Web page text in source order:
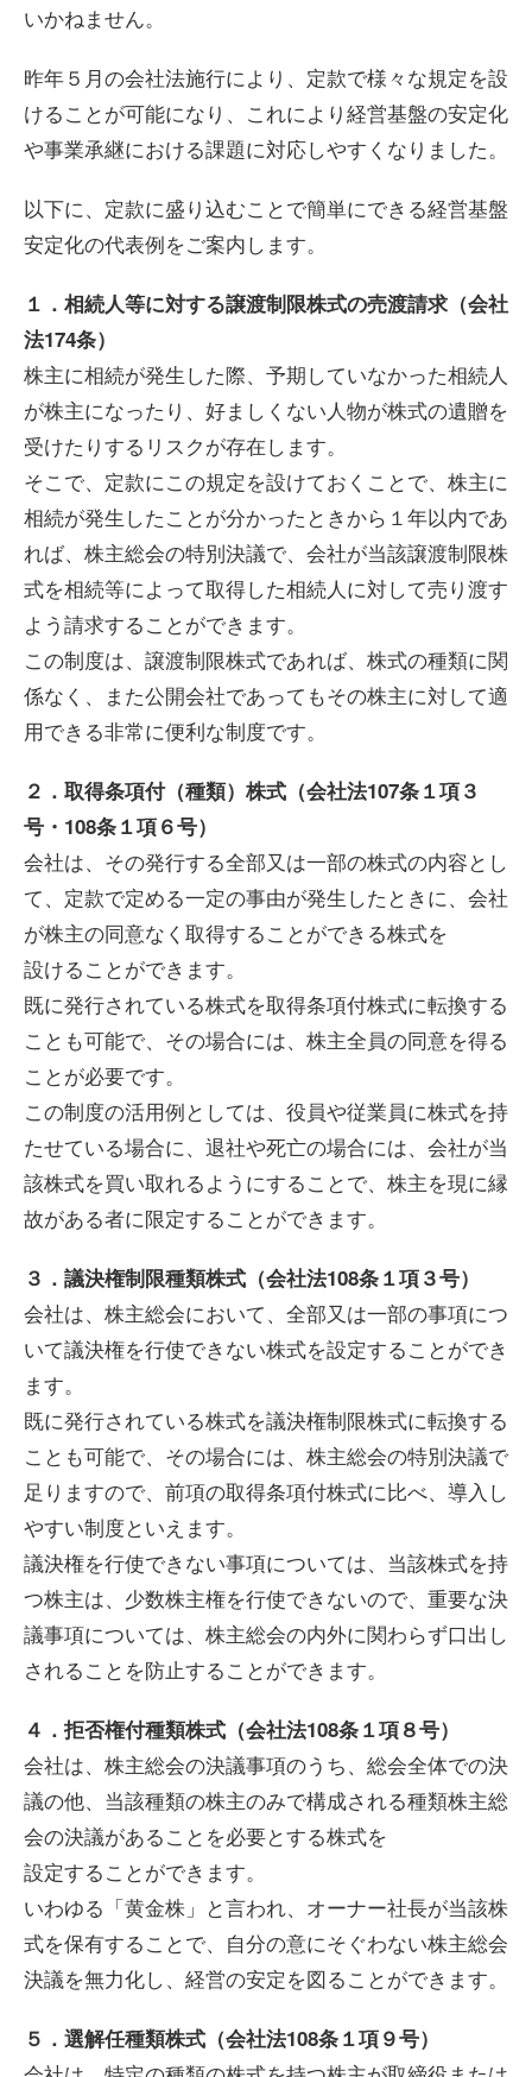
いかねません。
昨年５月の会社法施行により、定款で様々な規定を設
けることが可能になり、これにより経営基盤の安定化
や事業承継における課題に対応しやすくなりました。
以下に、定款に盛り込むことで簡単にできる経営基盤
安定化の代表例をご案内します。
１．相続人等に対する譲渡制限株式の売渡請求（会社
法174条）
株主に相続が発生した際、予期していなかった相続人
が株主になったり、好ましくない人物が株式の遺贈を
受けたりするリスクが存在します。
そこで、定款にこの規定を設けておくことで、株主に
相続が発生したことが分かったときから１年以内であ
れば、株主総会の特別決議で、会社が当該譲渡制限株
式を相続等によって取得した相続人に対して売り渡す
よう請求することができます。
この制度は、譲渡制限株式であれば、株式の種類に関
係なく、また公開会社であってもその株主に対して適
用できる非常に便利な制度です。
２．取得条項付（種類）株式（会社法107条１項３
号・108条１項６号）
会社は、その発行する全部又は一部の株式の内容とし
て、定款で定める一定の事由が発生したときに、会社
が株主の同意なく取得することができる株式を
設けることができます。
既に発行されている株式を取得条項付株式に転換する
ことも可能で、その場合には、株主全員の同意を得る
ことが必要です。
この制度の活用例としては、役員や従業員に株式を持
たせている場合に、退社や死亡の場合には、会社が当
該株式を買い取れるようにすることで、株主を現に縁
故がある者に限定することができます。
３．議決権制限種類株式（会社法108条１項３号）
会社は、株主総会において、全部又は一部の事項につ
いて議決権を行使できない株式を設定することができ
ます。
既に発行されている株式を議決権制限株式に転換する
ことも可能で、その場合には、株主総会の特別決議で
足りますので、前項の取得条項付株式に比べ、導入し
やすい制度といえます。
議決権を行使できない事項については、当該株式を持
つ株主は、少数株主権を行使できないので、重要な決
議事項については、株主総会の内外に関わらず口出し
されることを防止することができます。
４．拒否権付種類株式（会社法108条１項８号）
会社は、株主総会の決議事項のうち、総会全体での決
議の他、当該種類の株主のみで構成される種類株主総
会の決議があることを必要とする株式を
設定することができます。
いわゆる「黄金株」と言われ、オーナー社長が当該株
式を保有することで、自分の意にそぐわない株主総会
決議を無力化し、経営の安定を図ることができます。
５．選解任種類株式（会社法108条１項９号）